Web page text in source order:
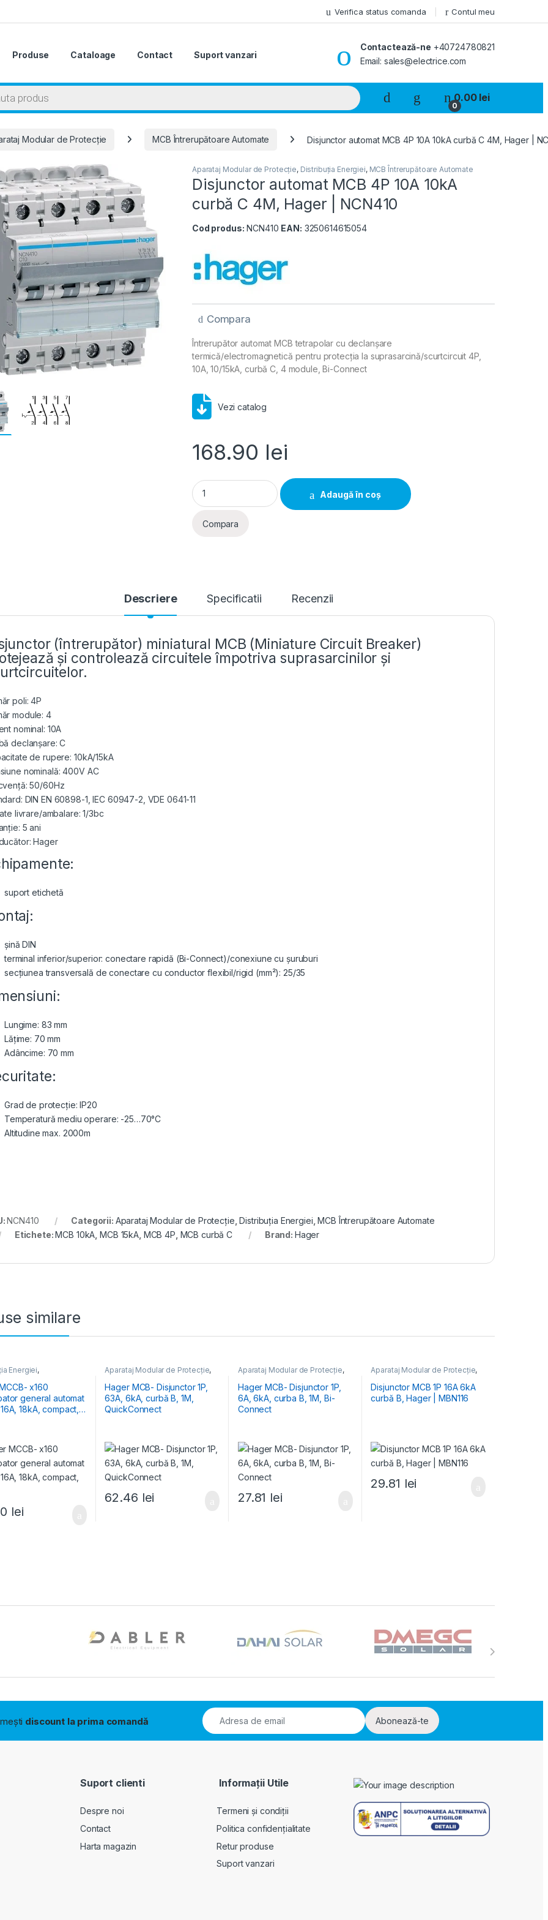
Verifica status comanda Contul meu
Produse Cataloage Contact Suport vanzari
Contactează-ne +40724780821
Email: sales@electrice.com
0
0.00 lei
Modular de Protecție MCB Întrerupătoare Automate Disjunctor automat MCB 4P 10A 10kA curbă C 4M, Hager |
Aparataj Modular de Protecție, Distribuția Energiei, MCB Întrerupătoare Automate
Disjunctor automat MCB 4P 10A 10kA
curbă C 4M, Hager | NCN410
Cod produs: NCN410 EAN: 3250614615054
Compara
Întrerupător automat MCB tetrapolar cu declanșare
termică/electromagnetică pentru protecția la suprasarcină/scurtcircuit 4P,
10A, 10/15kA, curbă C, 4 module, Bi-Connect
Vezi catalog
168.90 lei
Disjunctor automat MCB 4P 10A 10kA curbă C 4M, Hager | NCN410 quantity
Adaugă în coș
Compara
Descriere Specificatii Recenzii
(întrerupător) miniatural MCB (Miniature Circuit Breaker)
și controlează circuitele împotriva suprasarcinilor și
poli: 4P
module: 4
nominal: 10A
declanșare: C
de rupere: 10kA/15kA
nominală: 400V AC
50/60Hz
DIN EN 60898-1, IEC 60947-2, VDE 0641-11
livrare/ambalare: 1/3bc
5 ani
Hager
suport etichetă
șină DIN
terminal inferior/superior: conectare rapidă (Bi-Connect)/conexiune cu șuruburi
secțiunea transversală de conectare cu conductor flexibil/rigid (mm²): 25/35
Lungime: 83 mm
Lățime: 70 mm
Adâncime: 70 mm
Grad de protecție: IP20
Temperatură mediu operare: -25…70°C
Altitudine max. 2000m
NCN410 Categorii: Aparataj Modular de Protecție,Distribuția Energiei,MCB Întrerupătoare Automate
Etichete:MCB 10kA,MCB 15kA, MCB 4P, MCB curbă C Brand: Hager
similare
Energiei,
Generale
x160
general automat
lei
Aparataj Modular de Protecție,
Distribuția Energiei
Întrerupătoare Automate
Hager MCB- Disjunctor 1P,
63A, 6kA, curbă B, 1M,
QuickConnect
62.46 lei
Aparataj Modular de Protecție,
Distribuția Energiei
Întrerupătoare Automate
Hager MCB- Disjunctor 1P,
6A, 6kA, curba B, 1M, Bi-
Connect
27.81 lei
Aparataj Modular de Protecție,
Distribuția Energiei
Întrerupătoare Automate
Disjunctor MCB 1P 16A 6kA
curbă B, Hager | MBN116
29.81 lei
discount la prima comandă Abonează-te
Suport clienti
Despre noi
Contact
Harta magazin
Informații Utile
Termeni și condiții
Politica confidențialitate
Retur produse
Suport vanzari